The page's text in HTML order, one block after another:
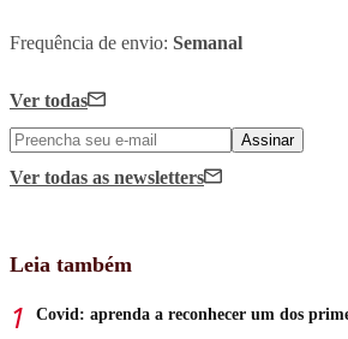
Frequência de envio: Semanal
Ver todas
Assinar
Ver todas as newsletters
Leia também
Covid: aprenda a reconhecer um dos